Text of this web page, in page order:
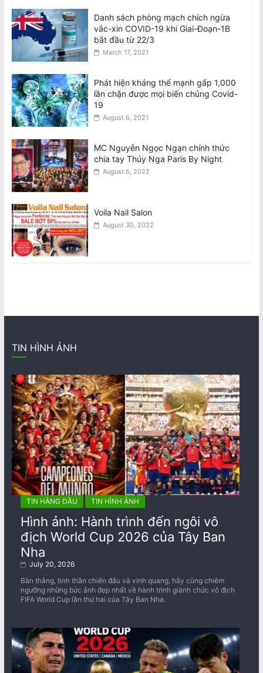
Danh sách phòng mạch chích ngừa
vắc-xin COVID-19 khi Giai-Đoạn-1B
bắt đầu từ 22/3
March 17, 2021
Phát hiện kháng thể mạnh gấp 1,000
lần chặn được mọi biến chủng Covid-
19
August 6, 2021
MC Nguyễn Ngọc Ngạn chính thức
chia tay Thúy Nga Paris By Night
August 5, 2022
Voila Nail Salon
August 30, 2022
TIN HÌNH ẢNH
TIN HÀNG ĐẦU TIN HÌNH ẢNH
Hình ảnh: Hành trình đến ngôi vô
địch World Cup 2026 của Tây Ban
Nha
July 20, 2026
Bàn thắng, tinh thần chiến đấu và vinh quang, hãy cùng chiêm
ngưỡng những bức ảnh đẹp nhất về ​​hành trình giành chức vô địch
FIFA World Cup lần thứ hai của Tây Ban Nha.